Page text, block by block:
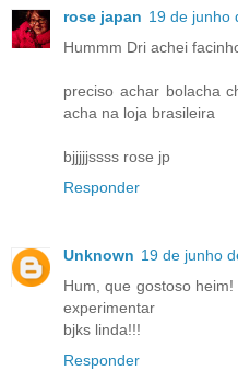
rose japan 19 de junho
Hummm Dri achei
preciso achar bolacha
acha na loja brasileira
bjjjjjssss rose jp
Responder
Unknown 19 de junho
Hum, que gostoso
experimentar
bjks linda!!!
Responder